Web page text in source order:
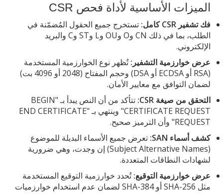
الميزات الأساسية لأداة فحص CSR
فك تشفير CSR كامل:
تستخرج جميع الحقول المُضمّنة في
الطلب، بما في ذلك CN وO وOU وL وST وC والبريد
الإلكتروني.
عرض خوارزمية التشفير:تُظهر نوع الخوارزمية المستخدمة
(RSA أو ECDSA أو DSA) وحجم المفتاح (2048 أو 4096 بت)
لضمان التوافق مع معايير الأمان.
التحقق من صيغة CSR:
تتأكد من أن النص يبدأ بـ "BEGIN
CERTIFICATE REQUEST" وينتهي بـ "END CERTIFICATE
REQUEST" وأن الترميز صحيح.
كشف أسماء SAN:
تعرض جميع الأسماء البديلة للموضوع
(Subject Alternative Names) إن وجدت، وهي ضرورية
لشهادات النطاقات المتعددة.
عرض خوارزمية التوقيع:تُحدد خوارزمية التوقيع المستخدمة
مثل SHA-256 أو SHA-384 لضمان عدم استخدام خوارزميات